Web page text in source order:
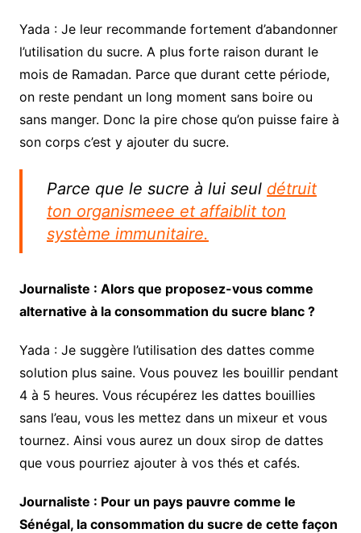
Yada : Je leur recommande fortement d’abandonner
l’utilisation du sucre. A plus forte raison durant le
mois de Ramadan. Parce que durant cette période,
on reste pendant un long moment sans boire ou
sans manger. Donc la pire chose qu’on puisse faire à
son corps c’est y ajouter du sucre.
Parce que le sucre à lui seul détruit
ton organismeee et affaiblit ton
système immunitaire.
Journaliste : Alors que proposez-vous comme
alternative à la consommation du sucre blanc ?
Yada : Je suggère l’utilisation des dattes comme
solution plus saine. Vous pouvez les bouillir pendant
4 à 5 heures. Vous récupérez les dattes bouillies
sans l’eau, vous les mettez dans un mixeur et vous
tournez. Ainsi vous aurez un doux sirop de dattes
que vous pourriez ajouter à vos thés et cafés.
Journaliste : Pour un pays pauvre comme le
Sénégal, la consommation du sucre de cette façon